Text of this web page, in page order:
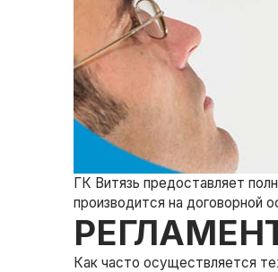
ГК Витязь предоставляет
производится на договорной
Как часто осуществляется